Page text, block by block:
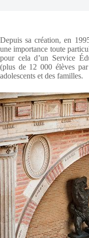
Depuis sa création, en
une importance toute
pour cela d’un Service
(plus de 12 000 élèves
adolescents et des familles.